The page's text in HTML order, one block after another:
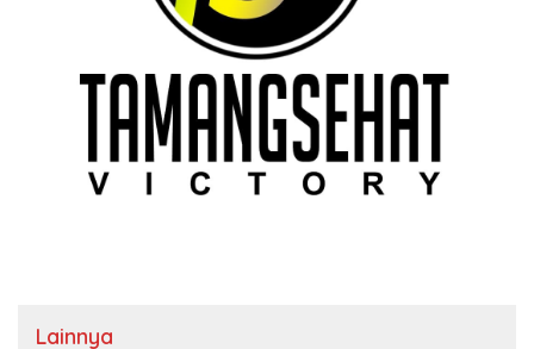
Lainnya